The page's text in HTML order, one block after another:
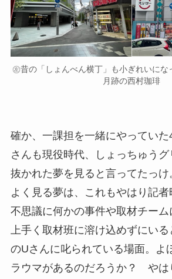
㊧昔の「しょんべん横丁」も小ぎれいに
月跡の西村珈琲
確か、一課担を一緒にやってい
さんも現役時代、しょっちゅう
抜かれた夢を見ると言ってたっけ
よく見る夢は、これもやはり記者
不思議に何かの事件や取材チーム
上手く取材班に溶け込めずにい
のUさんに叱られている場面。よ
ラウマがあるのだろうか？ やは